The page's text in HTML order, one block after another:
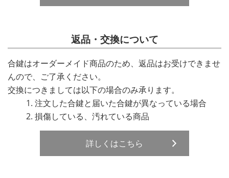
返品・交換について
合鍵はオーダーメイド商品のため、返品はお受けできませ
んので、ご了承ください。
交換につきましては以下の場合のみ承ります。
注文した合鍵と届いた合鍵が異なっている場合
損傷している、汚れている商品
詳しくはこちら